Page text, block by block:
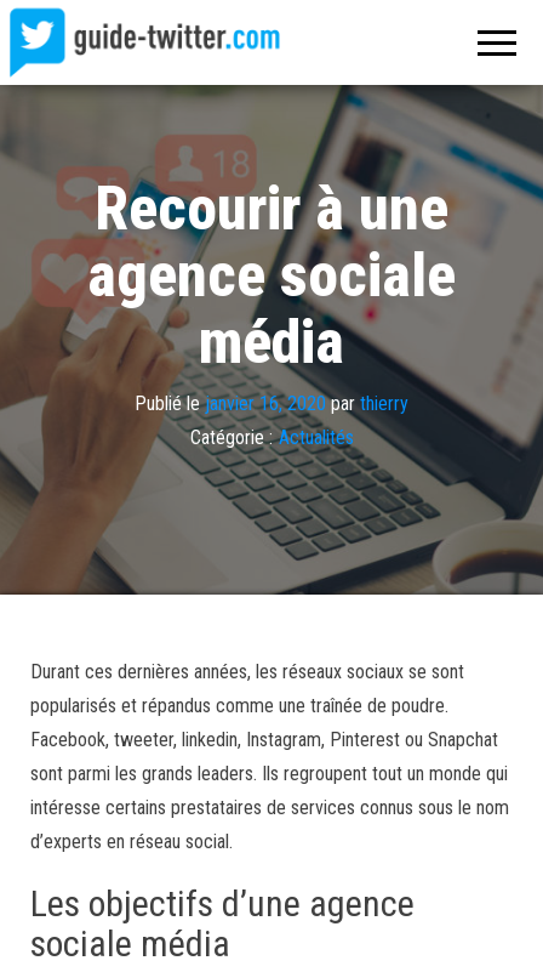
Recourir à une
agence sociale
média
Publié lejanvier 16, 2020par thierry
Catégorie : Actualités
Durant ces dernières années, les réseaux sociaux se sont
popularisés et répandus comme une traînée de poudre.
Facebook, tweeter, linkedin, Instagram, Pinterest ou Snapchat
sont parmi les grands leaders. Ils regroupent tout un monde qui
intéresse certains prestataires de services connus sous le nom
d’experts en réseau social.
Les objectifs d’une agence
sociale média